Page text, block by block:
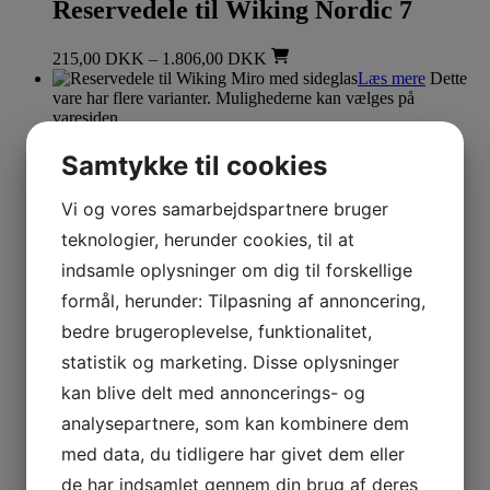
Reservedele til Wiking Nordic 7
215,00 DKK – 1.806,00 DKK
Læs mere Dette
vare har flere varianter. Mulighederne kan vælges på
varesiden
Reservedele til Wiking
Reservedele til Wiking Miro med
sideglas
140,00DKK–1.430,00DKK
Læs mereDette vare har
Reservedele til Wiking
Reservedele til Wiking Nordic 6
437,00DKK –999,00DKK
Samtykke til cookies
Vi og vores samarbejdspartnere bruger
teknologier, herunder cookies, til at
indsamle oplysninger om dig til forskellige
formål, herunder: Tilpasning af annoncering,
bedre brugeroplevelse, funktionalitet,
statistik og marketing. Disse oplysninger
kan blive delt med annoncerings- og
analysepartnere, som kan kombinere dem
med data, du tidligere har givet dem eller
de har indsamlet gennem din brug af deres